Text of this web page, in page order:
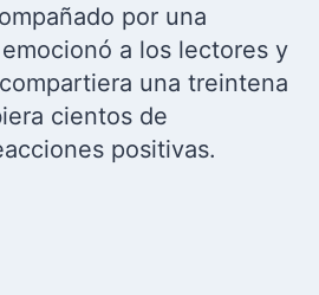
por una
a los lectores y
una treintena
cientos de
positivas.